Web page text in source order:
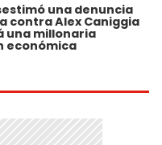
una denuncia
contra Alex Caniggia
una millonaria
económica